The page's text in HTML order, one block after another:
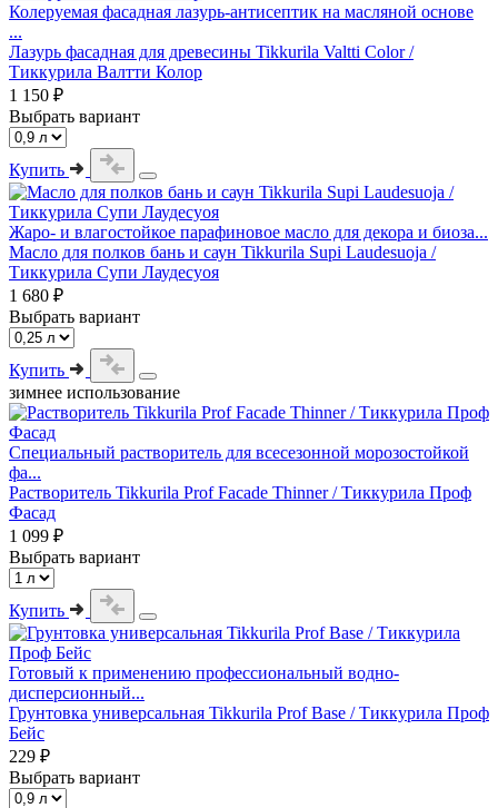
Колеруемая фасадная лазурь-антисептик на масляной основе
...
Лазурь фасадная для древесины Tikkurila Valtti Color /
Тиккурила Валтти Колор
1 150 ₽
Выбрать вариант
Купить
Жаро- и влагостойкое парафиновое масло для декора и биоза...
Масло для полков бань и саун Tikkurila Supi Laudesuoja /
Тиккурила Супи Лаудесуоя
1 680 ₽
Выбрать вариант
Купить
зимнее использование
Специальный растворитель для всесезонной морозостойкой
фа...
Растворитель Tikkurila Prof Facade Thinner / Тиккурила Проф
Фасад
1 099 ₽
Выбрать вариант
Купить
Готовый к применению профессиональный водно-
дисперсионный...
Грунтовка универсальная Tikkurila Prof Base / Тиккурила Проф
Бейс
229 ₽
Выбрать вариант